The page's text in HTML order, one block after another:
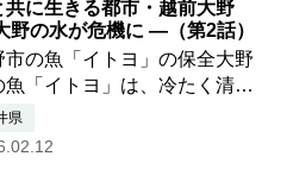
を読む
共に生きる都市・越前大野
の水が危機に ―（第2話）
市の魚「イトヨ」の保全大野
魚「イトヨ」は、冷たく清ら
水にしか生息できない、体長
どのトゲウオ科の魚です。
県